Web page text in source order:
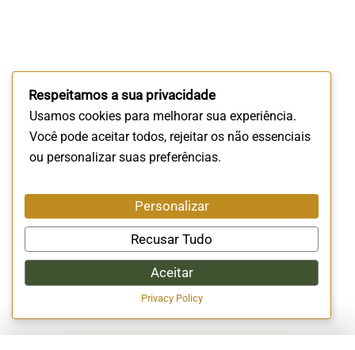
Respeitamos a sua privacidade
Usamos cookies para melhorar sua experiência.
Você pode aceitar todos, rejeitar os não essenciais
ou personalizar suas preferências.
Personalizar
Recusar Tudo
Aceitar
Privacy Policy